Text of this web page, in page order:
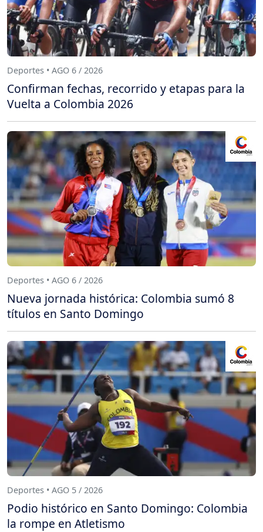
Deportes • AGO 6 / 2026
Confirman fechas, recorrido y etapas para la
Vuelta a Colombia 2026
Deportes • AGO 6 / 2026
Nueva jornada histórica: Colombia sumó 8
títulos en Santo Domingo
Deportes • AGO 5 / 2026
Podio histórico en Santo Domingo: Colombia
la rompe en Atletismo